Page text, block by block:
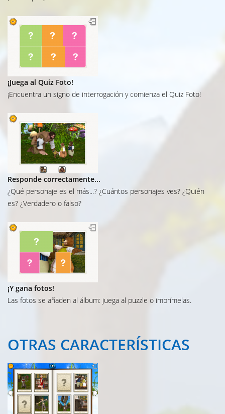
¡Juega al Quiz Foto!
¡Encuentra un signo de interrogación y comienza el Quiz Foto!
Responde correctamente...
¿Qué personaje es el más...? ¿Cuántos personajes ves? ¿Quién
es? ¿Verdadero o falso?
¡Y gana fotos!
Las fotos se añaden al álbum: juega al puzzle o imprímelas.
OTRAS CARACTERÍSTICAS